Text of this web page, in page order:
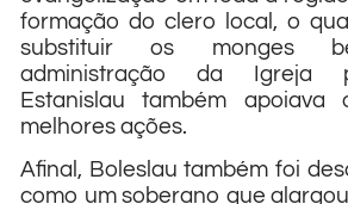
formação do clero local, o
substituir os monges
administração da Igreja
Estanislau também
melhores ações.
Afinal, Boleslau também foi
como um soberano que